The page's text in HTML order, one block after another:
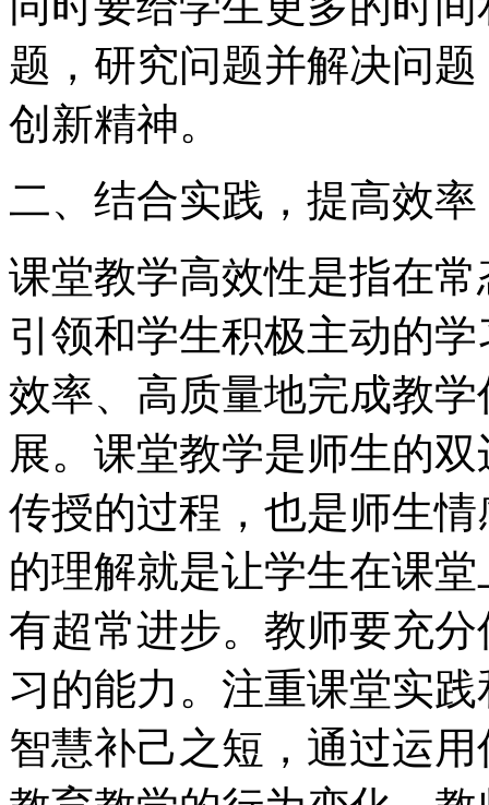
题，研究问题并解决问
创新精神。
二、结合实践，提高效率
课堂教学高效性是指在
引领和学生积极主动的
效率、高质量地完成教
展。课堂教学是师生的
传授的过程，也是师生
的理解就是让学生在课
有超常进步。教师要充
习的能力。注重课堂实
智慧补己之短，通过运